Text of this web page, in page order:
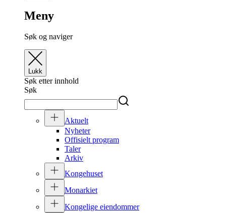
Meny
Søk og naviger
Lukk
Søk etter innhold
Søk
Aktuelt
Nyheter
Offisielt program
Taler
Arkiv
Kongehuset
Monarkiet
Kongelige eiendommer